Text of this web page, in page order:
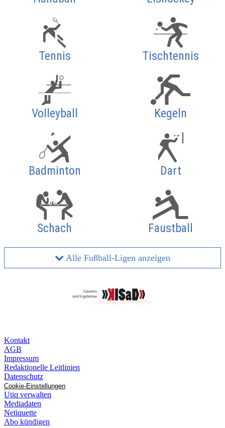
Tennis Tischtennis
Volleyball Kegeln
Badminton Dart
Schach Faustball
Alle Fußball-Ligen anzeigen
Kontakt
AGB
Impressum
Redaktionelle Leitlinien
Datenschutz
Cookie-Einstellungen
Utiq verwalten
Mediadaten
Netiquette
Abo kündigen